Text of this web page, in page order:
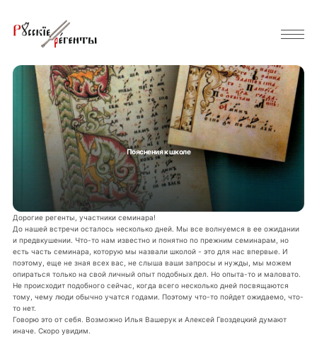
Пояснения к школе
Дорогие регенты, участники семинара!
До нашей встречи осталось несколько дней. Мы все волнуемся в ее ожидании
и предвкушении. Что-то нам известно и понятно по прежним семинарам, но
есть часть семинара, которую мы назвали школой - это для нас впервые. И
поэтому, еще не зная всех вас, не слыша ваши запросы и нужды, мы можем
опираться только на свой личный опыт подобных дел. Но опыта-то и маловато.
Не происходит подобного сейчас, когда всего несколько дней посвящаются
тому, чему люди обычно учатся годами. Поэтому что-то пойдет ожидаемо, что-
то нет.
Говорю это от себя. Возможно Илья Вашерук и Алексей Гвоздецкий думают
иначе. Скоро увидим.